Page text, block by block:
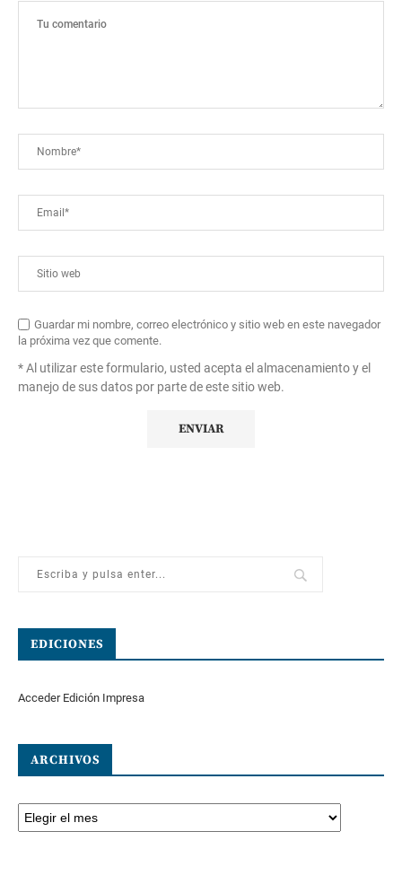
Guardar mi nombre, correo electrónico y sitio web en este navegador
la próxima vez que comente.
* Al utilizar este formulario, usted acepta el almacenamiento y el
manejo de sus datos por parte de este sitio web.
EDICIONES
Acceder Edición Impresa
ARCHIVOS